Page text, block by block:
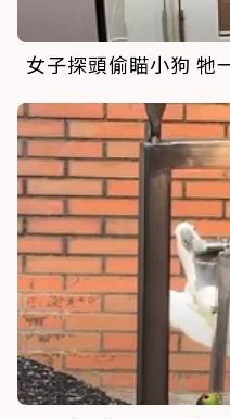
女子探頭偷瞄小狗 牠